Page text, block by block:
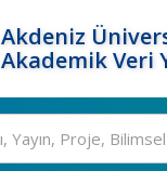
Akdeniz
Akademik Veri